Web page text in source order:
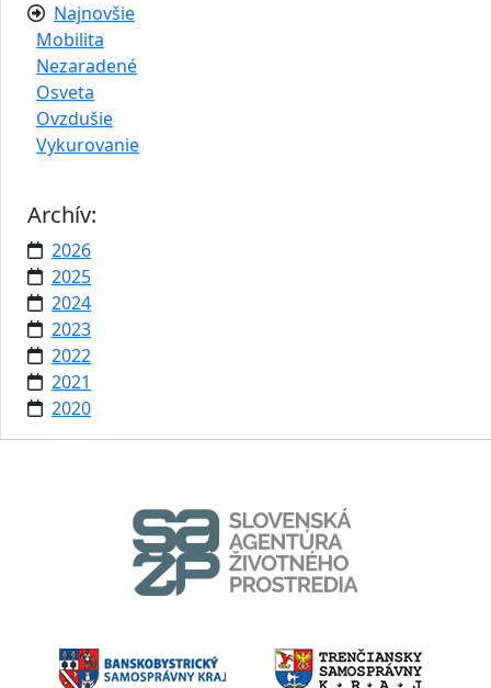
Najnovšie
Mobilita
Nezaradené
Osveta
Ovzdušie
Vykurovanie
Archív:
2026
2025
2024
2023
2022
2021
2020